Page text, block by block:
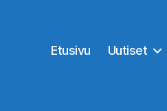
Etusivu Uutiset